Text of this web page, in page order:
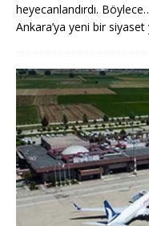
heyecanlandırdı.
Ankara’ya yeni bir siyaset